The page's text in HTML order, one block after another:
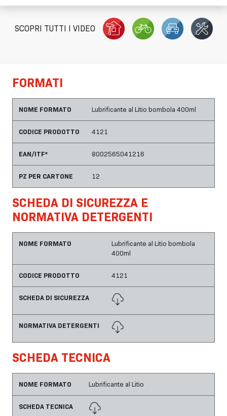
SCOPRI TUTTI I VIDEO
FORMATI
NOME FORMATO Lubrificante al Litio bombola 400ml
CODICE PRODOTTO 4121
EAN/ITF* 8002565041216
PZ PER CARTONE 12
SCHEDA DI SICUREZZA E
NORMATIVA DETERGENTI
NOME FORMATO
Lubrificante al Litio bombola
400ml
CODICE PRODOTTO 4121
SCHEDA DI SICUREZZA
NORMATIVA DETERGENTI
SCHEDA TECNICA
NOME FORMATO Lubrificante al Litio
SCHEDA TECNICA